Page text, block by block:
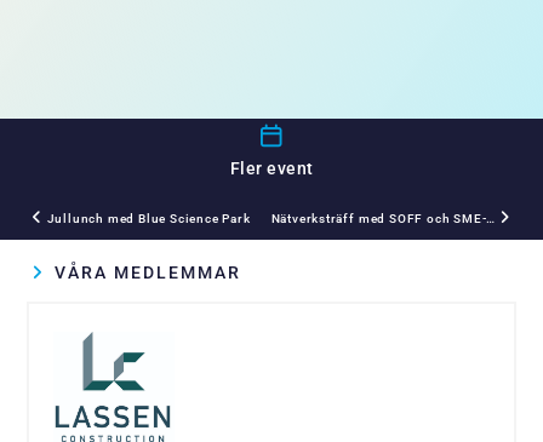
Fler event
Jullunch med Blue Science Park Nätverksträff med SOFF och SME-D
VÅRA MEDLEMMAR